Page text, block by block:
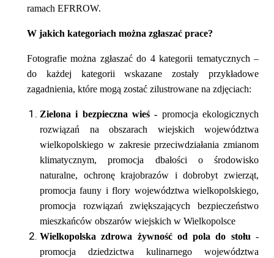
ramach EFRROW.
W jakich kategoriach można zgłaszać prace?
Fotografie można zgłaszać do 4 kategorii tematycznych –
do każdej kategorii wskazane zostały przykładowe
zagadnienia, które mogą zostać zilustrowane na zdjęciach:
Zielona i bezpieczna wieś - promocja ekologicznych
rozwiązań na obszarach wiejskich województwa
wielkopolskiego w zakresie przeciwdziałania zmianom
klimatycznym, promocja dbałości o środowisko
naturalne, ochronę krajobrazów i dobrobyt zwierząt,
promocja fauny i flory województwa wielkopolskiego,
promocja rozwiązań zwiększających bezpieczeństwo
mieszkańców obszarów wiejskich w Wielkopolsce
Wielkopolska zdrowa żywność od pola do stołu-
promocja dziedzictwa kulinarnego województwa